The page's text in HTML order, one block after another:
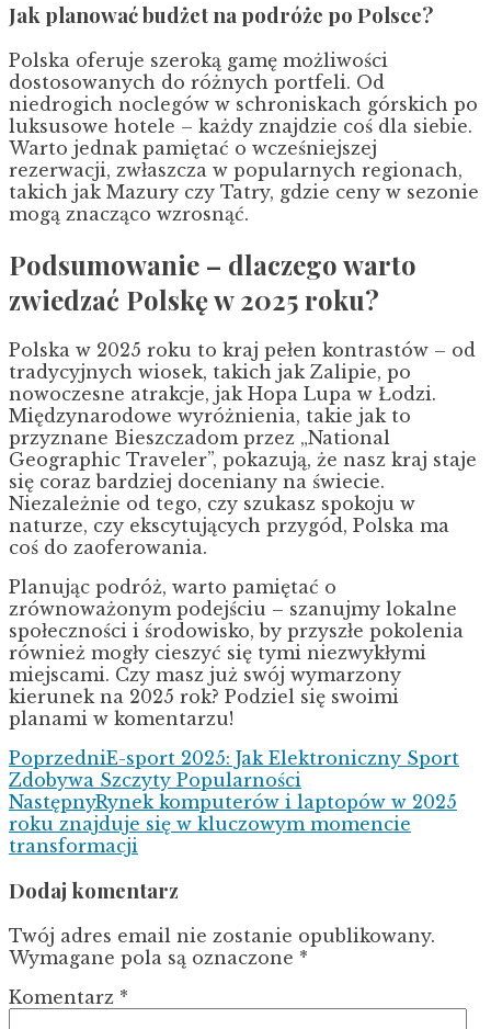
Jak planować budżet na podróże po Polsce?
Polska oferuje szeroką gamę możliwości
dostosowanych do różnych portfeli. Od
niedrogich noclegów w schroniskach górskich po
luksusowe hotele – każdy znajdzie coś dla siebie.
Warto jednak pamiętać o wcześniejszej
rezerwacji, zwłaszcza w popularnych regionach,
takich jak Mazury czy Tatry, gdzie ceny w sezonie
mogą znacząco wzrosnąć.
Podsumowanie – dlaczego warto
zwiedzać Polskę w 2025 roku?
Polska w 2025 roku to kraj pełen kontrastów – od
tradycyjnych wiosek, takich jak Zalipie, po
nowoczesne atrakcje, jak Hopa Lupa w Łodzi.
Międzynarodowe wyróżnienia, takie jak to
przyznane Bieszczadom przez „National
Geographic Traveler”, pokazują, że nasz kraj staje
się coraz bardziej doceniany na świecie.
Niezależnie od tego, czy szukasz spokoju w
naturze, czy ekscytujących przygód, Polska ma
coś do zaoferowania.
Planując podróż, warto pamiętać o
zrównoważonym podejściu – szanujmy lokalne
społeczności i środowisko, by przyszłe pokolenia
również mogły cieszyć się tymi niezwykłymi
miejscami. Czy masz już swój wymarzony
kierunek na 2025 rok? Podziel się swoimi
planami w komentarzu!
PoprzedniE-sport 2025: Jak Elektroniczny Sport
Zdobywa Szczyty Popularności
NastępnyRynek komputerów i laptopów w 2025
roku znajduje się w kluczowym momencie
transformacji
Dodaj komentarz
Twój adres email nie zostanie opublikowany.
Wymagane pola są oznaczone *
Komentarz *